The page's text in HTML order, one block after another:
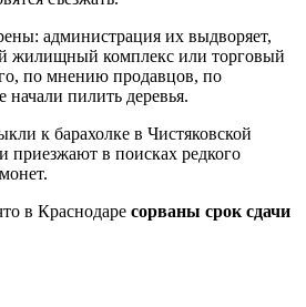
администрация их выдворяет,
жилищный комплекс или торговый
по мнению продавцов, по
начали пилить деревья.
к барахолке в Чистяковской
приезжают в поисках редкого
в Краснодаре сорваны срок сдачи